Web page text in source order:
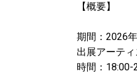
【概要】
期間：2026
出展アーテ
時間：18:00-